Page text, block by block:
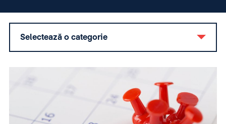
Selectează o categorie